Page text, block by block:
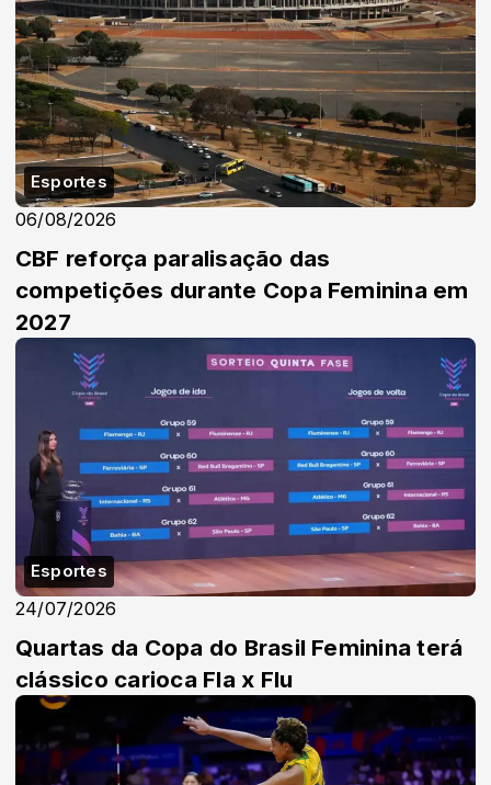
Esportes
06/08/2026
CBF reforça paralisação das
competições durante Copa Feminina em
2027
Esportes
24/07/2026
Quartas da Copa do Brasil Feminina terá
clássico carioca Fla x Flu